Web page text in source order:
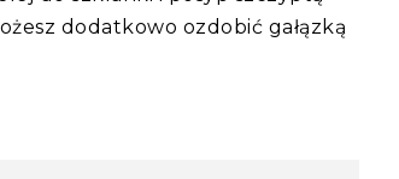
dodatkowo ozdobić gałązką